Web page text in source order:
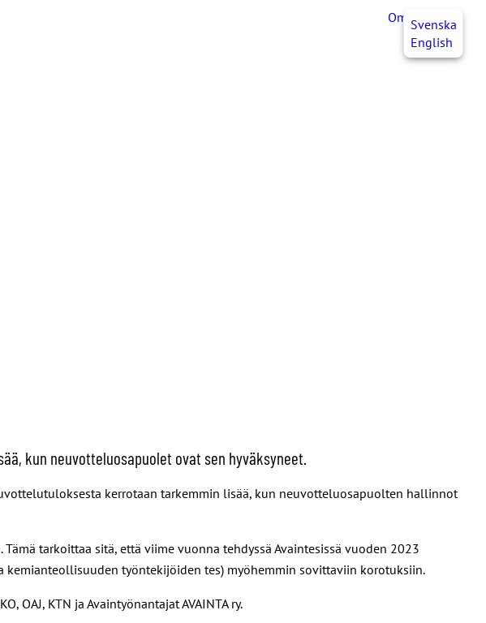
OmaJHLSvenska
English
kun neuvotteluosapuolet ovat sen hyväksyneet.
kerrotaan tarkemmin lisää, kun neuvotteluosapuolten hallinnot
tarkoittaa sitä, että viime vuonna tehdyssä Avaintesissä vuoden 2023
työntekijöiden tes) myöhemmin sovittaviin korotuksiin.
OAJ, KTN ja Avaintyönantajat AVAINTA ry.